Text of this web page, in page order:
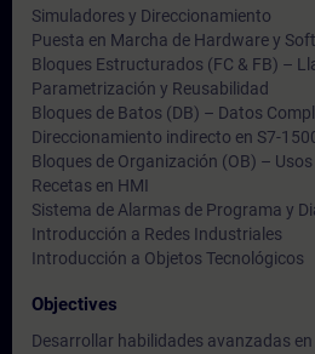
Simuladores y Direccionamiento
Puesta en Marcha de Hardware y
Bloques Estructurados (FC & FB) –
Parametrización y Reusabilidad
Bloques de Batos (DB) – Datos
Direccionamiento indirecto en S7-
Bloques de Organización (OB) –
Recetas en HMI
Sistema de Alarmas de Programa y
Introducción a Redes Industriales
Introducción a Objetos Tecnológicos
Objectives
Desarrollar habilidades avanzadas